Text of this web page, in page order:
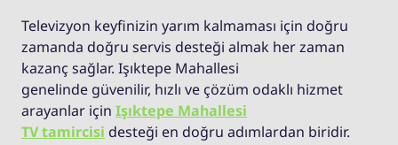
Televizyon keyfinizin yarım kalmaması için doğru
zamanda doğru servis desteği almak her zaman
kazanç sağlar. Işıktepe Mahallesi
genelinde güvenilir, hızlı ve çözüm odaklı hizmet
arayanlar için Işıktepe Mahallesi
TV tamircisi desteği en doğru adımlardan biridir.